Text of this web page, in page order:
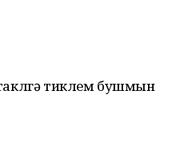
тиклем бушмын